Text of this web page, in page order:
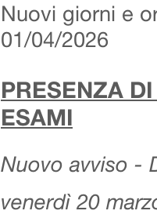
Nuovi giorni e
01/04/2026
PRESENZA
ESAMI
Nuovo avviso -
venerdì 20